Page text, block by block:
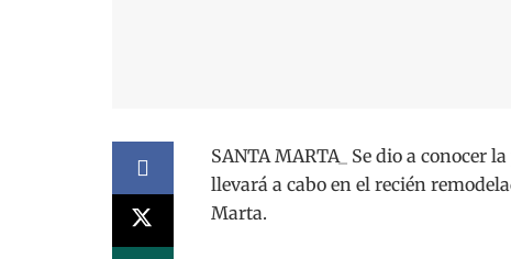
SANTA MARTA_ Se dio a conocer
llevará a cabo en el recién
Marta.